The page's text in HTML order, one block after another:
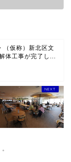
（仮称）新北区文
体工事が完了し...